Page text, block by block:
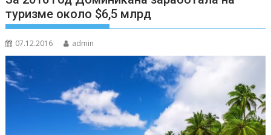
туризме около $6,5 млрд
07.12.2016 admin